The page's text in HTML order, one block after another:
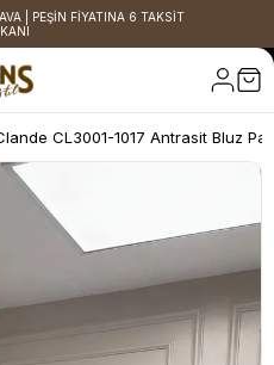
| PEŞİN FİYATINA 6 TAKSİT
CL3001-1017 Antrasit Bluz